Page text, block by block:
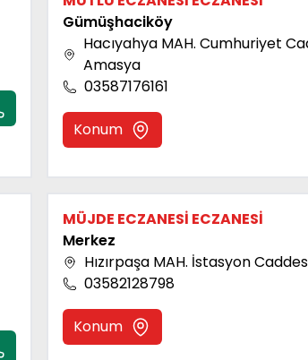
Gümüşhaciköy
Hacıyahya MAH. Cumhuriyet
Amasya
03587176161
Konum
MÜJDE ECZANESİ ECZANESİ
Merkez
Hızırpaşa MAH. İstasyon
03582128798
Konum